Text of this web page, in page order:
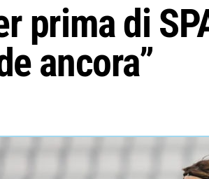
prima di
ancora”